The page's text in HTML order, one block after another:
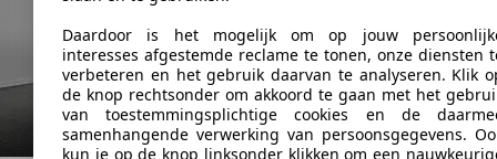
Daardoor is het mogelijk om op jouw
interesses afgestemde reclame te tonen, onze diensten
verbeteren en het gebruik daarvan te analyseren. Klik
de knop rechtsonder om akkoord te gaan met het
van toestemmingsplichtige cookies en de
samenhangende verwerking van persoonsgegevens.
kun je op de knop linksonder klikken om een